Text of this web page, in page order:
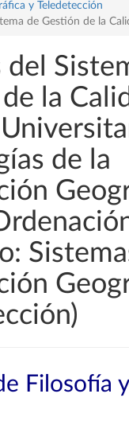
y Teledetección
de Gestión de la
la
de la
Filosofía